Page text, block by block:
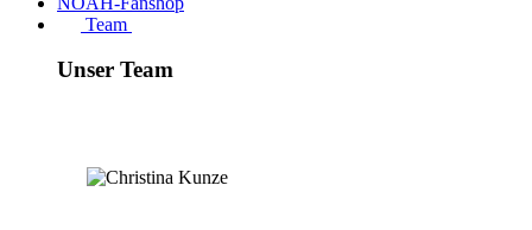
Team
Unser Team